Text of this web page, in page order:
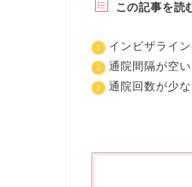
この記事を読
インビザライ
通院間隔が空
通院回数が少